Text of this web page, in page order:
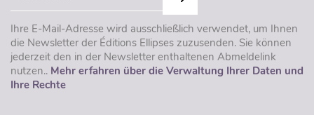
Ihre E-Mail-Adresse wird ausschließlich verwendet, um Ihnen
die Newsletter der Éditions Ellipses zuzusenden. Sie können
jederzeit den in der Newsletter enthaltenen Abmeldelink
nutzen.. Mehr erfahren über die Verwaltung Ihrer Daten und
Ihre Rechte